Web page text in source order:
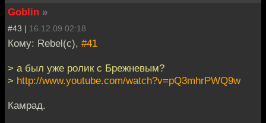
Goblin »
#43 | 16.12.09 02:18
Кому: Rebel(c), #41
> а был уже ролик с Брежневым?
> http://www.youtube.com/watch?v=pQ3mhrPWQ9w
Камрад.